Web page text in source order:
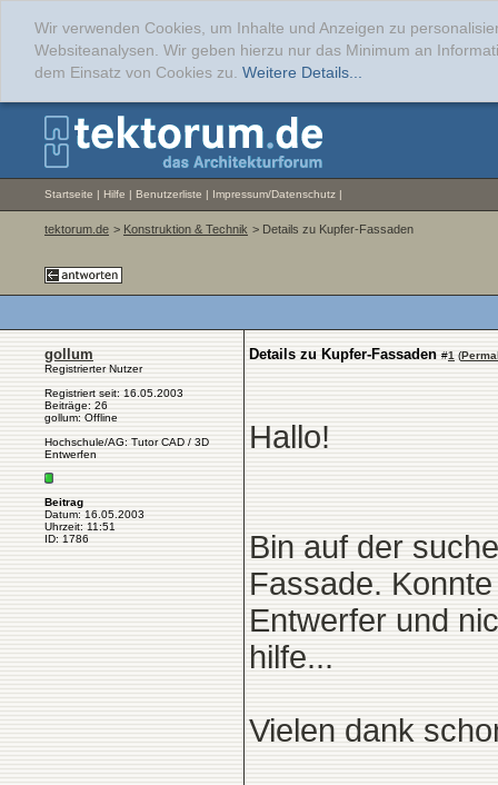
Wir verwenden Cookies, um Inhalte und Anzeigen zu
Websiteanalysen. Wir geben hierzu nur das Minimum an
dem Einsatz von Cookies zu. Weitere Details...
Startseite | Hilfe | Benutzerliste | Impressum/Datenschutz |
tektorum.de > Konstruktion & Technik > Details zu Kupfer-Fassaden
gollum
Registrierter Nutzer
Registriert seit: 16.05.2003
Beiträge: 26
gollum: Offline
Hochschule/AG: Tutor CAD / 3D
Entwerfen
Beitrag
Datum: 16.05.2003
Uhrzeit: 11:51
ID: 1786
Details zu Kupfer-Fassaden #1 (
Hallo!
Bin auf der
Fassade.
Entwerfer und
hilfe...
Vielen dank